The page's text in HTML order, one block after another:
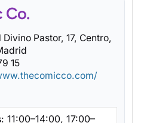
Co.
Divino Pastor, 17, Centro,
15
11:00–14:00, 17:00–